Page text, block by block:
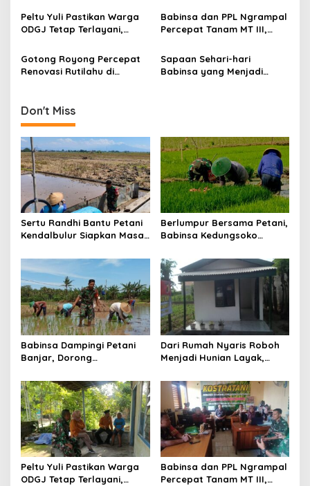
t
o
Ketahanan Pangan
Wujudkan Harapan Ibu Feri
Peltu Yuli Pastikan Warga
ODGJ Tetap Terlayani,
Tengah Masyarakat
Babinsa dan PPL Ngrampal
Percepat Tanam MT III,
Tanam di Sragen
Gotong Royong Percepat
Renovasi Rutilahu di
Warga
Sapaan Sehari-hari
Babinsa yang Menjadi
Don't Miss
Sertu Randhi Bantu Petani
Kendalbulur Siapkan Masa
Berlumpur Bersama Petani,
Babinsa Kedungsoko
untuk Ketahanan Pangan
Babinsa Dampingi Petani
Banjar, Dorong
Ketahanan Pangan
Dari Rumah Nyaris Roboh
Menjadi Hunian Layak,
Wujudkan Harapan Ibu Feri
Peltu Yuli Pastikan Warga
ODGJ Tetap Terlayani,
Babinsa dan PPL Ngrampal
Percepat Tanam MT III,